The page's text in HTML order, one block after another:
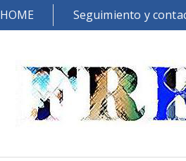
HOME Seguimiento y